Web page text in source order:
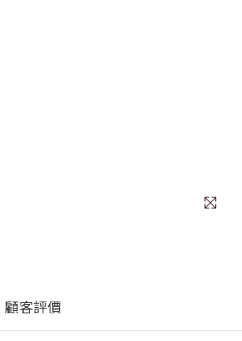
顧客評價